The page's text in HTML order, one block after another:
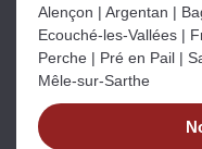
Estimez votre
Rapide et
en quelques clics.
Estimer mon
Alençon | Argentan |
Ecouché-les-Vallées |
Perche | Pré en Pail |
Mêle-sur-Sarthe